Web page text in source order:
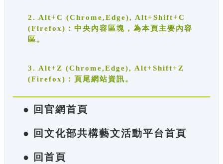
2. Alt+C (Chrome,Edge), Alt+Shift+C
(Firefox)：中央內容區塊，為本頁主要內容
區。
3. Alt+Z (Chrome,Edge), Alt+Shift+Z
(Firefox)：頁尾網站資訊。
● 回官網首頁
● 回文化部共構藝文活動平台首頁
● 回首頁